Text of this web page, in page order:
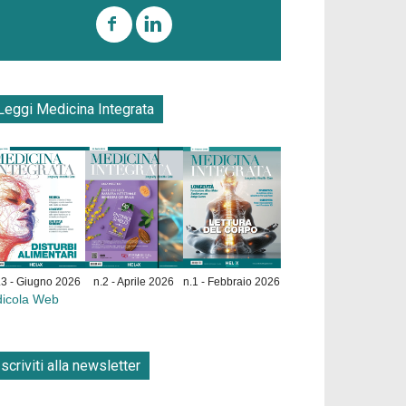
Medicina Integrata
- Giugno 2026 n.2 - Aprile 2026 n.1 - Febbraio 2026
Web
alla newsletter